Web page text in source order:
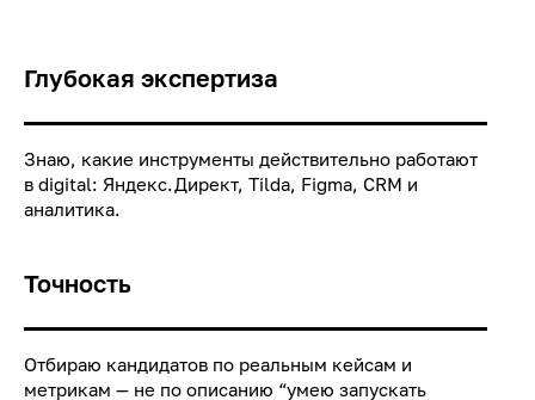
Глубокая экспертиза
Знаю, какие инструменты действительно работают
в digital: Яндекс.Директ, Tilda, Figma, CRM и
аналитика.
Точность
Отбираю кандидатов по реальным кейсам и
метрикам — не по описанию “умею запускать